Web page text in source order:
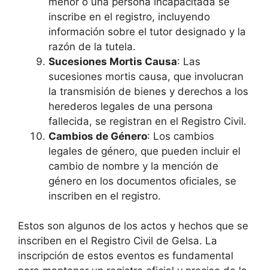
inscribe en el registro, incluyendo
información sobre el tutor designado y la
razón de la tutela.
Sucesiones Mortis Causa: Las
sucesiones mortis causa, que involucran
la transmisión de bienes y derechos a los
herederos legales de una persona
fallecida, se registran en el Registro Civil.
Cambios de Género: Los cambios
legales de género, que pueden incluir el
cambio de nombre y la mención de
género en los documentos oficiales, se
inscriben en el registro.
Estos son algunos de los actos y hechos que se
inscriben en el Registro Civil de Gelsa. La
inscripción de estos eventos es fundamental